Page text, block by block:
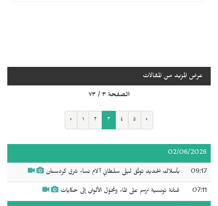
عرض المزيد من المقالات
الصفحة ٣ / ٧٣
‹ ١ ٢ ٣ ٤ ٥ ›
02/06/2026
09:17 بأسلاك الحديد توثّق ليلى سلطاني آلام نساء شرق كردستان
07:11 فنانة تونسية ترسم على الماء وتحوّل الألوان إلى حكايات